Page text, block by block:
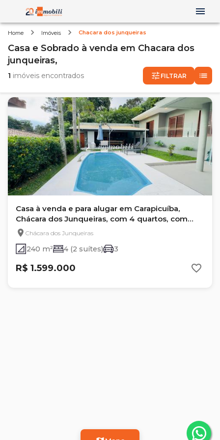
Home Imóveis Chacara dos junqueiras
Casa e Sobrado à venda em Chacara dos
junqueiras,
1 imóveis encontrados FILTRAR
Casa à venda e para alugar em Carapicuíba,
Chácara dos Junqueiras, com 4 quartos, com
240 m²
Chácara dos Junqueiras
240 m² 4 (2 suítes) 3
R$ 1.599.000